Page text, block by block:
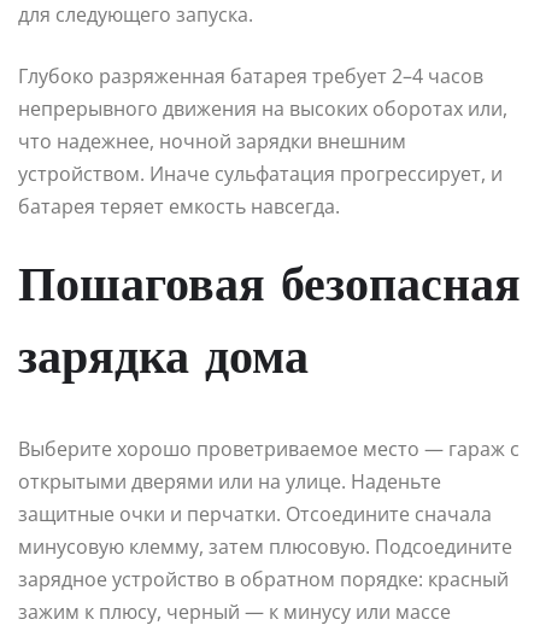
для следующего запуска.
Глубоко разряженная батарея требует 2–4 часов
непрерывного движения на высоких оборотах или,
что надежнее, ночной зарядки внешним
устройством. Иначе сульфатация прогрессирует, и
батарея теряет емкость навсегда.
Пошаговая безопасная
зарядка дома
Выберите хорошо проветриваемое место — гараж с
открытыми дверями или на улице. Наденьте
защитные очки и перчатки. Отсоедините сначала
минусовую клемму, затем плюсовую. Подсоедините
зарядное устройство в обратном порядке: красный
зажим к плюсу, черный — к минусу или массе